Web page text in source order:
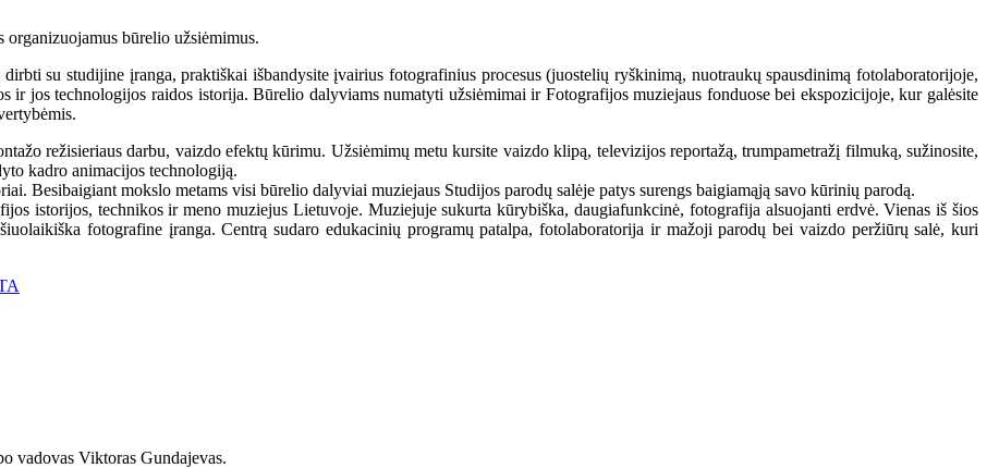
būrelio užsiėmimus.
su studijine įranga, praktiškai išbandysite įvairius fotografinius procesus (juostelių ryškinimą, nuotraukų spausdinimą fotolaboratorijoje,
ir jos technologijos raidos istorija. Būrelio dalyviams numatyti užsiėmimai ir Fotografijos muziejaus fonduose bei ekspozicijoje, kur galėsite
režisieriaus darbu, vaizdo efektų kūrimu. Užsiėmimų metu kursite vaizdo klipą, televizijos reportažą, trumpametražį filmuką, sužinosite,
kadro animacijos technologiją.
Besibaigiant mokslo metams visi būrelio dalyviai muziejaus Studijos parodų salėje patys surengs baigiamąją savo kūrinių parodą.
istorijos, technikos ir meno muziejus Lietuvoje. Muziejuje sukurta kūrybiška, daugiafunkcinė, fotografija alsuojanti erdvė. Vienas iš šios
fotografine įranga. Centrą sudaro edukacinių programų patalpa, fotolaboratorija ir mažoji parodų bei vaizdo peržiūrų salė, kuri
vadovas Viktoras Gundajevas.